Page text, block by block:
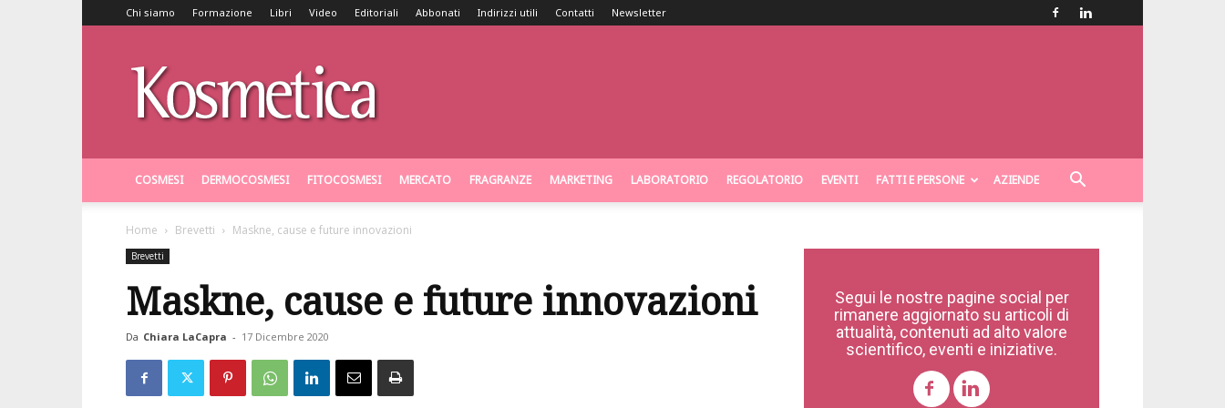
Chi siamo Formazione Libri Video Editoriali Abbonati Indirizzi utili Contatti Newsletter
COSMESI DERMOCOSMESI FITOCOSMESI MERCATO FRAGRANZE MARKETING LABORATORIO REGOLATORIO EVENTI FATTI E PERSONE AZIENDE
Home Brevetti Maskne, cause e future innovazioni
Brevetti
Maskne, cause e future innovazioni
Da Chiara LaCapra - 17 Dicembre 2020
Segui le nostre pagine social per
rimanere aggiornato su articoli di
attualità, contenuti ad alto valore
scientifico, eventi e iniziative.